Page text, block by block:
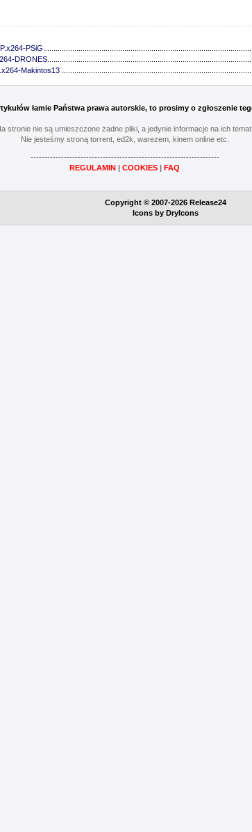
PSiG
DRONES
Makintos13
łamie Państwa prawa autorskie, to prosimy o zgłoszenie
stronie nie są umieszczone żadne pliki, a jedynie informacje na ich temat.
Nie jesteśmy stroną torrent, ed2k, warezem, kinem online etc.
--------------------------------------------------------------------
REGULAMIN
COOKIES FAQ
Copyright © 2007-2026 Release24
Icons by DryIcons